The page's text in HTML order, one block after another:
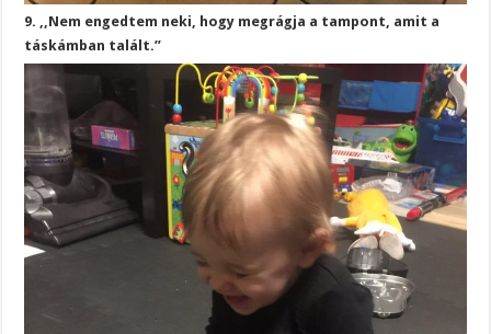
9. ,,Nem engedtem neki, hogy megrágja a tampont, amit a
táskámban talált.”